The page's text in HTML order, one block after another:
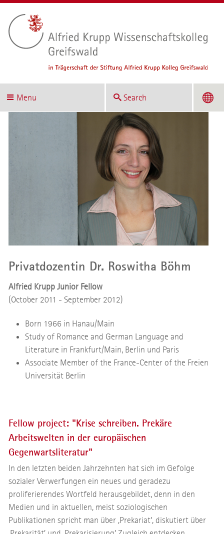
Menu Search
Privatdozentin Dr. Roswitha Böhm
Alfried Krupp Junior Fellow
(October 2011 - September 2012)
Born 1966 in Hanau/Main
Study of Romance and German Language and
Literature in Frankfurt/Main, Berlin und Paris
Associate Member of the France-Center of the Freien
Universität Berlin
Fellow project: "Krise schreiben. Prekäre
Arbeitswelten in der europäischen
Gegenwartsliteratur"
In den letzten beiden Jahrzehnten hat sich im Gefolge
sozialer Verwerfungen ein neues und geradezu
proliferierendes Wortfeld herausgebildet, denn in den
Medien und in aktuellen, meist soziologischen
Publikationen spricht man über ‚Prekariat’, diskutiert über